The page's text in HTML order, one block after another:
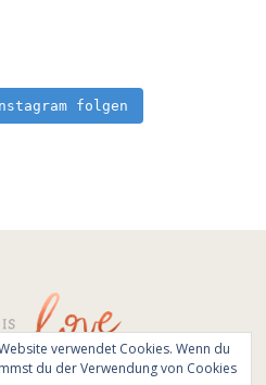
folgen
- Cooking is love 2017.
verwendet Cookies. Wenn du
du der Verwendung von Cookies